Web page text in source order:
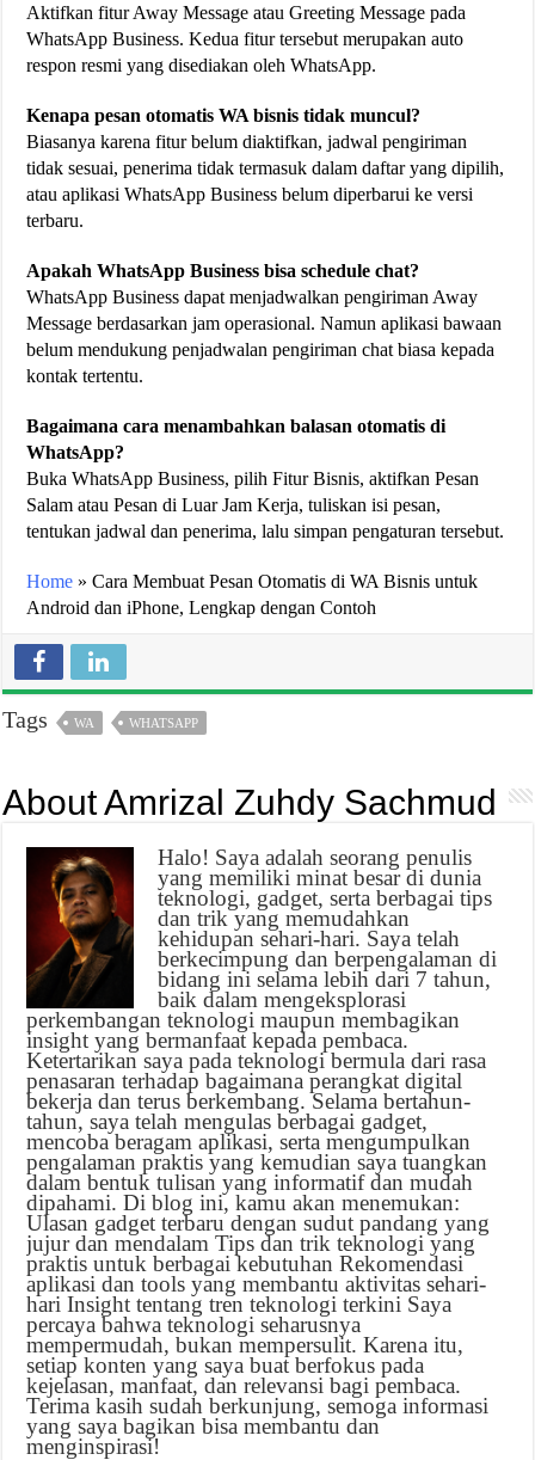
Aktifkan fitur Away Message atau Greeting Message pada
WhatsApp Business. Kedua fitur tersebut merupakan auto
respon resmi yang disediakan oleh WhatsApp.
Kenapa pesan otomatis WA bisnis tidak muncul?
Biasanya karena fitur belum diaktifkan, jadwal pengiriman
tidak sesuai, penerima tidak termasuk dalam daftar yang dipilih,
atau aplikasi WhatsApp Business belum diperbarui ke versi
terbaru.
Apakah WhatsApp Business bisa schedule chat?
WhatsApp Business dapat menjadwalkan pengiriman Away
Message berdasarkan jam operasional. Namun aplikasi bawaan
belum mendukung penjadwalan pengiriman chat biasa kepada
kontak tertentu.
Bagaimana cara menambahkan balasan otomatis di
WhatsApp?
Buka WhatsApp Business, pilih Fitur Bisnis, aktifkan Pesan
Salam atau Pesan di Luar Jam Kerja, tuliskan isi pesan,
tentukan jadwal dan penerima, lalu simpan pengaturan tersebut.
Home »Cara Membuat Pesan Otomatis di WA Bisnis untuk
Android dan iPhone, Lengkap dengan Contoh
Tags WA WHATSAPP
About Amrizal Zuhdy Sachmud
Halo! Saya adalah seorang penulis
yang memiliki minat besar di dunia
teknologi, gadget, serta berbagai tips
dan trik yang memudahkan
kehidupan sehari-hari. Saya telah
berkecimpung dan berpengalaman di
bidang ini selama lebih dari 7 tahun,
baik dalam mengeksplorasi
perkembangan teknologi maupun membagikan
insight yang bermanfaat kepada pembaca.
Ketertarikan saya pada teknologi bermula dari rasa
penasaran terhadap bagaimana perangkat digital
bekerja dan terus berkembang. Selama bertahun-
tahun, saya telah mengulas berbagai gadget,
mencoba beragam aplikasi, serta mengumpulkan
pengalaman praktis yang kemudian saya tuangkan
dalam bentuk tulisan yang informatif dan mudah
dipahami. Di blog ini, kamu akan menemukan:
Ulasan gadget terbaru dengan sudut pandang yang
jujur dan mendalam Tips dan trik teknologi yang
praktis untuk berbagai kebutuhan Rekomendasi
aplikasi dan tools yang membantu aktivitas sehari-
hari Insight tentang tren teknologi terkini Saya
percaya bahwa teknologi seharusnya
mempermudah, bukan mempersulit. Karena itu,
setiap konten yang saya buat berfokus pada
kejelasan, manfaat, dan relevansi bagi pembaca.
Terima kasih sudah berkunjung, semoga informasi
yang saya bagikan bisa membantu dan
menginspirasi!